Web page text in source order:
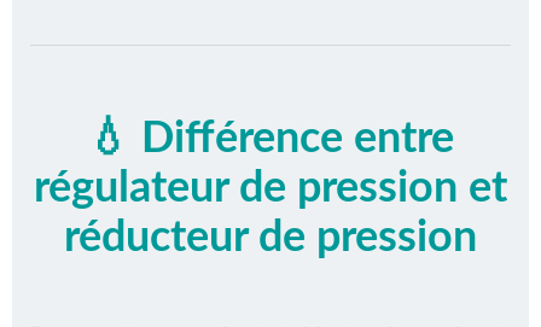
💧 Différence entre
régulateur de pression et
réducteur de pression